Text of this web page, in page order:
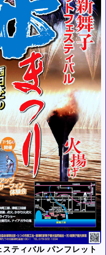
ティバル パンフレット